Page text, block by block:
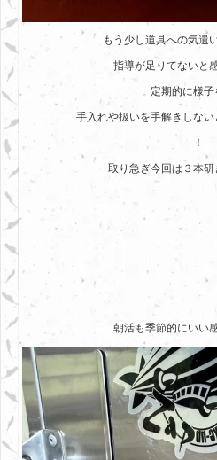
もう少し道具への気遣
指導が足りてないと
定期的に様子
手入れや扱いを手解きしな
！
取り急ぎ今回は３本研
朝活も季節的にいい